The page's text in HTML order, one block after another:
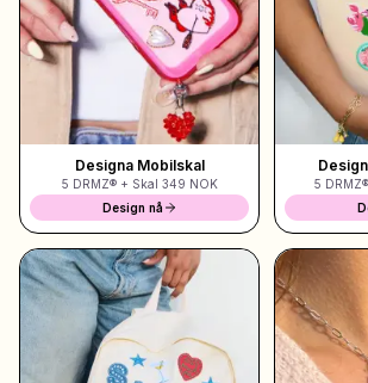
Shoppa Charms
Massor av berlocker. Hitta dina
Alla produkter
Presenter
Limited Editions
Kundtjänst
Designa Mobilskal
5 DRMZ® + Skal 349 NOK
Design nå
5